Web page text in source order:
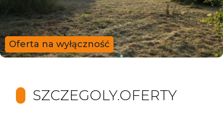
Oferta na wyłączność
SZCZEGOLY.OFERTY